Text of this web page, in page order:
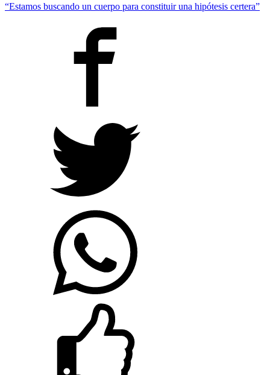
“Estamos buscando un cuerpo para constituir una hipótesis certera”